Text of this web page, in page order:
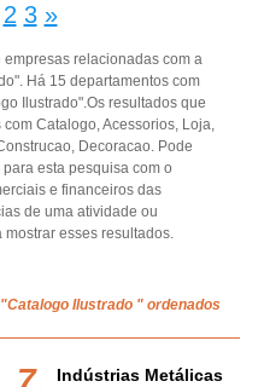
2 3 »
relacionadas com a
Há 15 departamentos com
Ilustrado".Os resultados que
Catalogo, Acessorios, Loja,
Decoracao. Pode
esta pesquisa com o
e financeiros das
de uma atividade ou
esses resultados.
Ilustrado " ordenados
Indústrias Metálicas